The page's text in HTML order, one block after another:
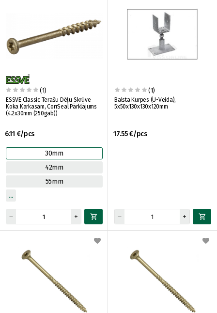
(1)
ESSVE Classic Terašu Dēļu Skrūve
Koka Karkasam, CorrSeal Pārklājums
(4.2x30mm (250gab))
6.11 €/pcs
30mm
42mm
55mm
(1)
Balsta Kurpes (U-Veida),
5x50x130x130x120mm
17.55 €/pcs